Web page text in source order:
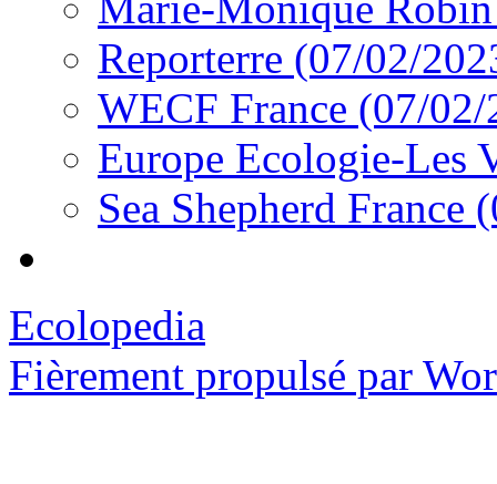
Reporterre (07/02/
WECF France (07/
Europe Ecologie-Les
Sea Shepherd France
Ecolopedia
Fièrement propulsé par